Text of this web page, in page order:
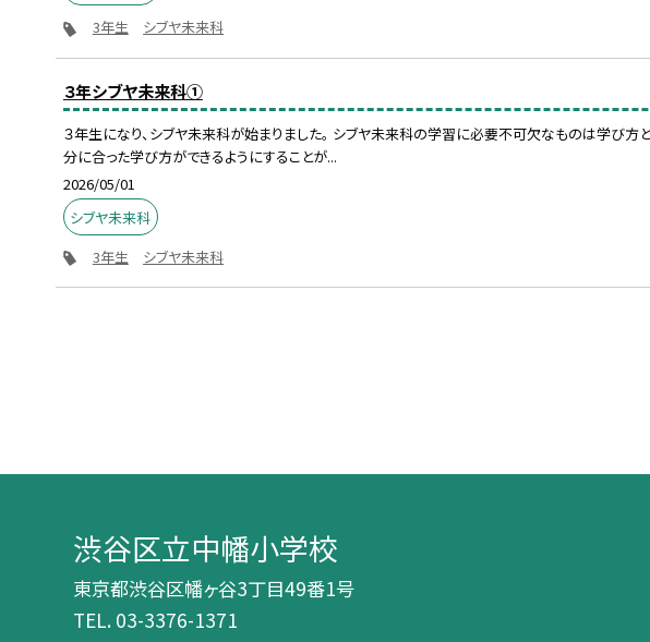
3年生
シブヤ未来科
３年シブヤ未来科①
３年生になり、シブヤ未来科が始まりました。 シブヤ未来科の学習に必要不可欠なものは学び方
分に合った学び方ができるようにすることが...
2026/05/01
シブヤ未来科
3年生
シブヤ未来科
渋谷区立中幡小学校
東京都渋谷区幡ヶ谷3丁目49番1号
TEL. 03-3376-1371